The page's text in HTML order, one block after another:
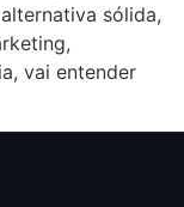
sólida,
vai entender